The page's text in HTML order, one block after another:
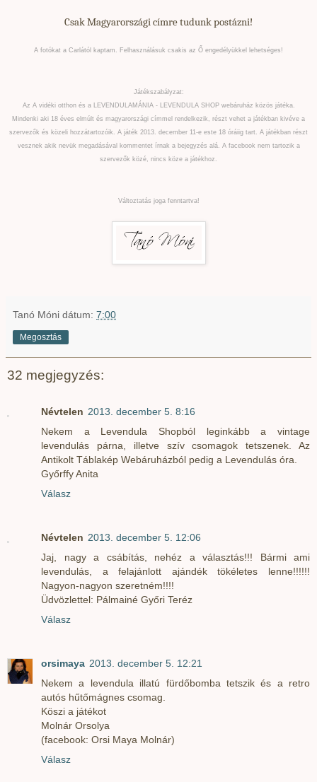
Csak Magyarországi címre tudunk postázni!
A fotókat a Carlától kaptam. Felhasználásuk csakis az Ő engedélyükkel lehetséges!
Játékszabályzat:
Az A vidéki otthon és a LEVENDULAMÁNIA - LEVENDULA SHOP webáruház közös játéka.
Mindenki aki 18 éves elmúlt és magyarországi címmel rendelkezik, részt vehet a játékban kivéve a
szervezők és közeli hozzátartozóik. A játék 2013. december 11-e este 18 óráiig tart. A játékban részt
vesznek akik nevük megadásával kommentet írnak a bejegyzés alá. A facebook nem tartozik a
szervezők közé, nincs köze a játékhoz.
Változtatás joga fenntartva!
Tanó Móni dátum: 7:00
Megosztás
32 megjegyzés:
Névtelen 2013. december 5. 8:16
Nekem a Levendula Shopból leginkább a vintage
levendulás párna, illetve szív csomagok tetszenek. Az
Antikolt Táblakép Webáruházból pedig a Levendulás óra.
Győrffy Anita
Válasz
Névtelen 2013. december 5. 12:06
Jaj, nagy a csábítás, nehéz a választás!!! Bármi ami
levendulás, a felajánlott ajándék tökéletes lenne!!!!!!
Nagyon-nagyon szeretném!!!!
Üdvözlettel: Pálmainé Győri Teréz
Válasz
orsimaya 2013. december 5. 12:21
Nekem a levendula illatú fürdőbomba tetszik és a retro
autós hűtőmágnes csomag.
Köszi a játékot
Molnár Orsolya
(facebook: Orsi Maya Molnár)
Válasz